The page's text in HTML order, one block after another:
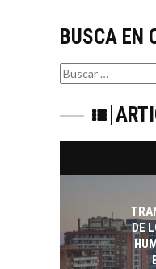
BUSCA EN
Buscar
por:
pilar
DE